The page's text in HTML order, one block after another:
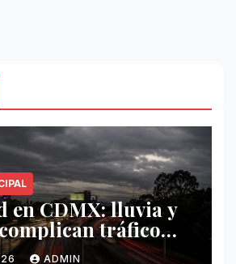
en CDMX: lluvia y
tráfico
mayoADMIN